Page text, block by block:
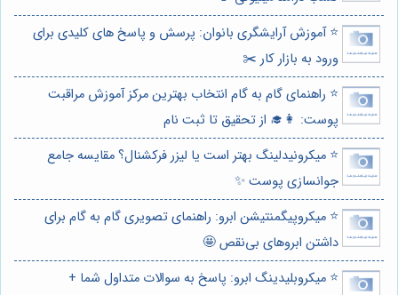
⭐️ آموزش آرایشگری بانوان: پرسش و پاسخ های کلیدی برای
ورود به بازار کار ✂️
⭐️ راهنمای گام به گام انتخاب بهترین مرکز آموزش مراقبت
پوست: 👩‍🎓 از تحقیق تا ثبت نام
⭐️ میکرونیدلینگ بهتر است یا لیزر فرکشنال؟ مقایسه جامع
جوانسازی پوست ✨
⭐️ میکروپیگمنتیشن ابرو: راهنمای تصویری گام به گام برای
داشتن ابروهای بی‌نقص 🤩
⭐️ میکروبلیدینگ ابرو: پاسخ به سوالات متداول شما +